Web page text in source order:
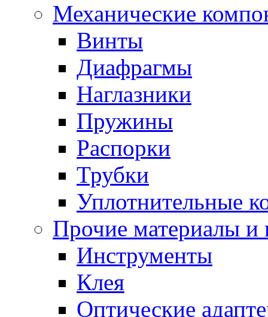
Механические
Винты
Диафрагмы
Наглазники
Пружины
Распорки
Трубки
Уплотнительные
Прочие материалы и
Инструменты
Клея
Оптические